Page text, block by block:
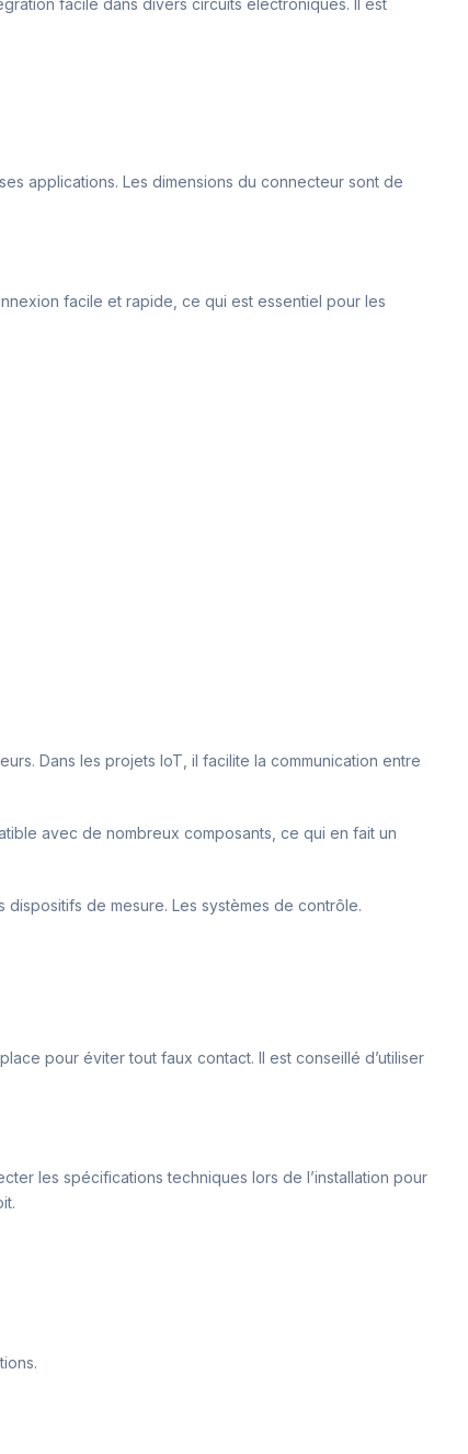
facile dans divers circuits électroniques. Il est
applications. Les dimensions du connecteur sont de
facile et rapide, ce qui est essentiel pour les
Dans les projets IoT, il facilite la communication entre
avec de nombreux composants, ce qui en fait un
dispositifs de mesure. Les systèmes de contrôle.
pour éviter tout faux contact. Il est conseillé d’utiliser
les spécifications techniques lors de l’installation pour